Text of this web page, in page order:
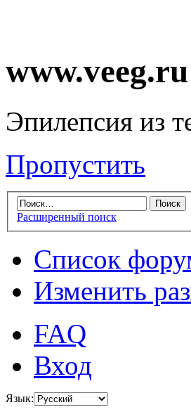
www.veeg.ru
Эпилепсия из
Пропустить
Расширенный поиск
Список
Изменить
FAQ
Вход
Язык: